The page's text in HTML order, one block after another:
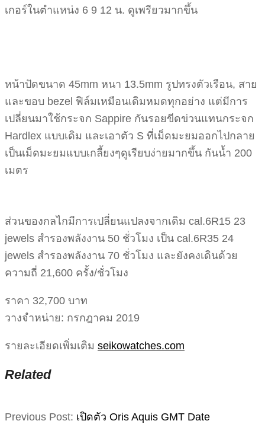
เกอร์ในตำแหน่ง 6 9 12 น. ดูเพรียวมากขึ้น
หน้าปัดขนาด 45mm หนา 13.5mm รูปทรงตัวเรือน, สาย
และขอบ bezel ฟิล์มเหมือนเดิมหมดทุกอย่าง แต่มีการ
เปลี่ยนมาใช้กระจก Sappire กันรอยขีดข่วนแทนกระจก
Hardlex แบบเดิม และเอาตัว S ที่เม็ดมะยมออกไปกลาย
เป็นเม็ดมะยมแบบเกลี้ยงๆดูเรียบง่ายมากขึ้น กันน้ำ 200
เมตร
ส่วนของกลไกมีการเปลี่ยนแปลงจากเดิม cal.6R15 23
jewels สำรองพลังงาน 50 ชั่วโมง เป็น cal.6R35 24
jewels สำรองพลังงาน 70 ชั่วโมง และยังคงเดินด้วย
ความถี่ 21,600 ครั้ง/ชั่วโมง
ราคา 32,700 บาท
วางจำหน่าย: กรกฎาคม 2019
รายละเอียดเพิ่มเติม seikowatches.com
Related
2019-
Previous Post: เปิดตัว Oris Aquis GMT Date